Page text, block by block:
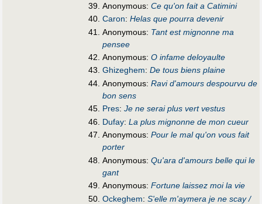
Anonymous:Ce qu'on fait a Catimini
Caron:Helas que pourra devenir
Anonymous: Tant est mignonne ma
pensee
Anonymous:O infame deloyaulte
Ghizeghem:De tous biens plaine
Anonymous:Ravi d'amours despourvu de
bon sens
Pres:Je ne serai plus vert vestus
Dufay:La plus mignonne de mon cueur
Anonymous:Pour le mal qu'on vous fait
porter
Anonymous:Qu'ara d'amours belle qui le
gant
Anonymous:Fortune laissez moi la vie
Ockeghem:S'elle m'aymera je ne scay /